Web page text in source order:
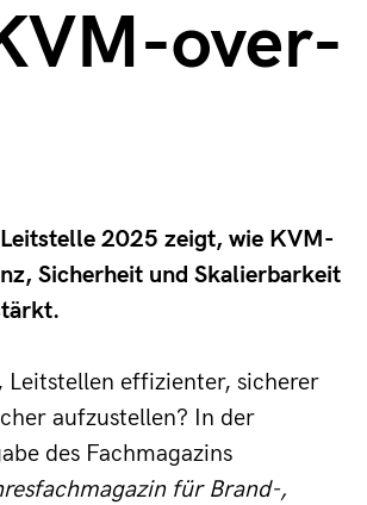
2025 zeigt, wie KVM-
Sicherheit und Skalierbarkeit
Leitstellen effizienter, sicherer
aufzustellen? In der
des Fachmagazins
für Brand-,
over-